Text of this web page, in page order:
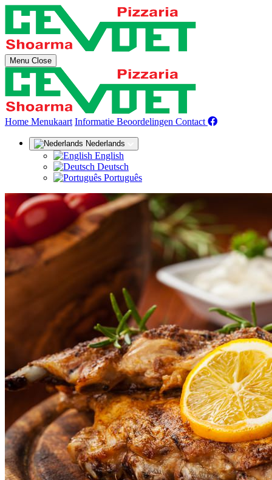
Menu Close
Home (huidige)
Menukaart Informatie Beoordelingen Contact
Nederlands
English
Deutsch
Português